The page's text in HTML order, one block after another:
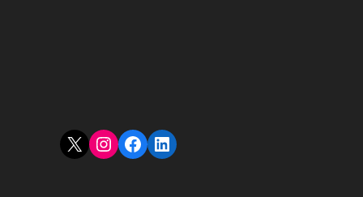
X Instagram
Facebook
LinkedIn